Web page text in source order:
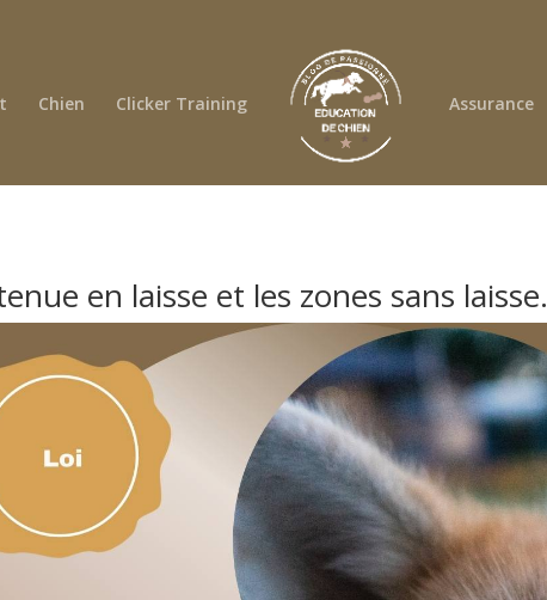
Chien Clicker Training Assurance
en laisse et les zones sans laisse.